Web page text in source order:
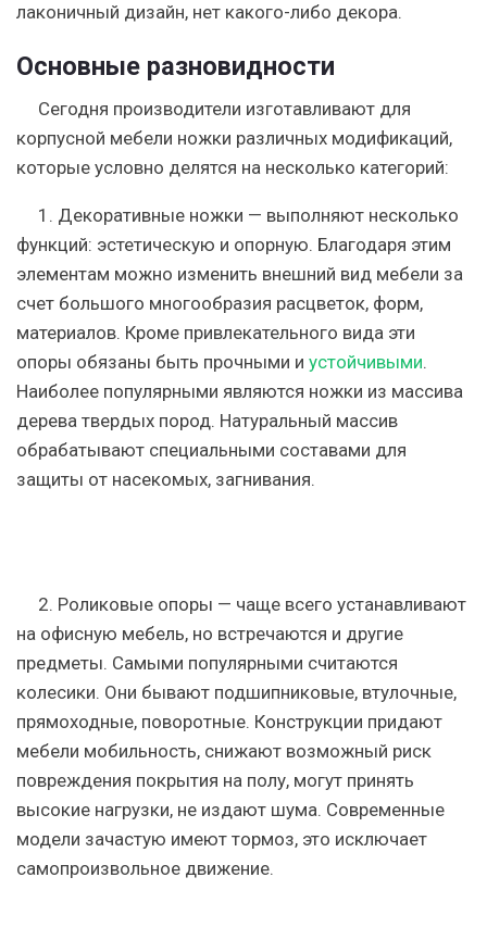
лаконичный дизайн, нет какого-либо декора.
Основные разновидности
Сегодня производители изготавливают для
корпусной мебели ножки различных модификаций,
которые условно делятся на несколько категорий:
1. Декоративные ножки — выполняют несколько
функций: эстетическую и опорную. Благодаря этим
элементам можно изменить внешний вид мебели за
счет большого многообразия расцветок, форм,
материалов. Кроме привлекательного вида эти
опоры обязаны быть прочными и устойчивыми.
Наиболее популярными являются ножки из массива
дерева твердых пород. Натуральный массив
обрабатывают специальными составами для
защиты от насекомых, загнивания.
2. Роликовые опоры — чаще всего устанавливают
на офисную мебель, но встречаются и другие
предметы. Самыми популярными считаются
колесики. Они бывают подшипниковые, втулочные,
прямоходные, поворотные. Конструкции придают
мебели мобильность, снижают возможный риск
повреждения покрытия на полу, могут принять
высокие нагрузки, не издают шума. Современные
модели зачастую имеют тормоз, это исключает
самопроизвольное движение.